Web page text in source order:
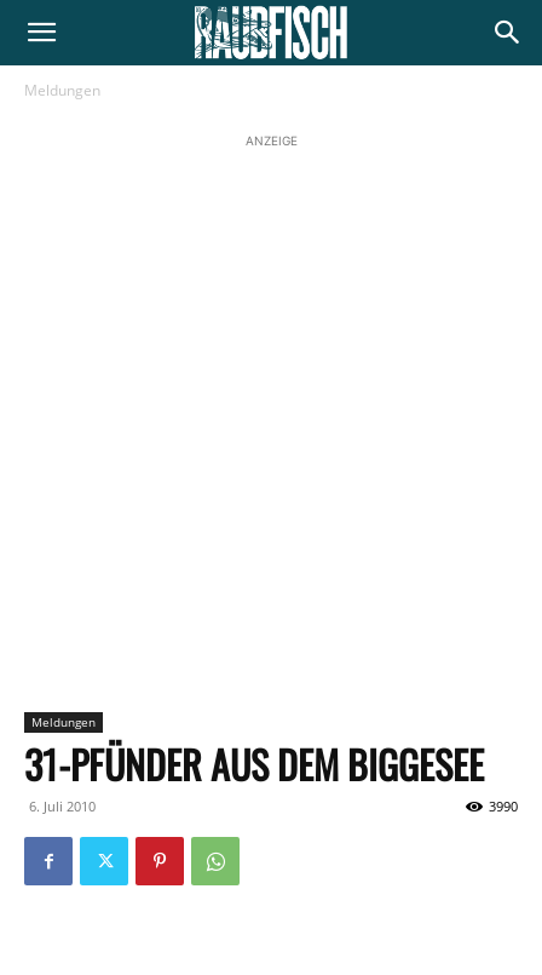
Meldungen
ANZEIGE
Meldungen
31-PFÜNDER AUS DEM BIGGESEE
6. Juli 2010 3990